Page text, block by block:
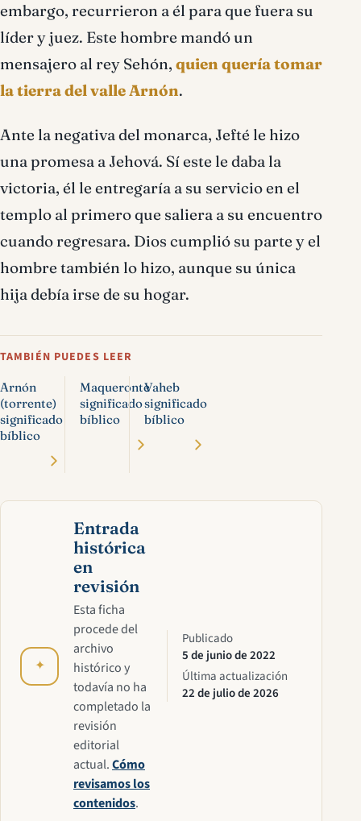
embargo, recurrieron a él para que fuera su
líder y juez. Este hombre mandó un
mensajero al rey Sehón, quien quería tomar
la tierra del valle Arnón.
Ante la negativa del monarca, Jefté le hizo
una promesa a Jehová. Sí este le daba la
victoria, él le entregaría a su servicio en el
templo al primero que saliera a su encuentro
cuando regresara. Dios cumplió su parte y el
hombre también lo hizo, aunque su única
hija debía irse de su hogar.
TAMBIÉN PUEDES LEER
Arnón
(torrente)
significado
bíblico
Maqueronte
significado
bíblico
Vaheb
significado
bíblico
✦
Entrada
histórica
en
revisión
Esta ficha
procede del
archivo
histórico y
todavía no ha
completado la
revisión
editorial
actual.Cómo
revisamos los
contenidos.
Publicado
5 de junio de 2022
Última actualización
22 de julio de 2026